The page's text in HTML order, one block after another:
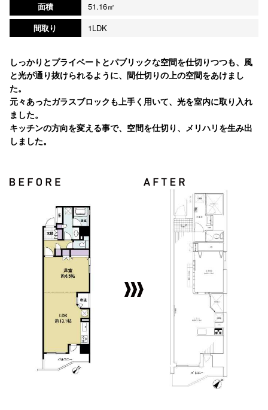
面積
51.16㎡
間取り
1LDK
しっかりとプライベートとパブリックな空間を仕切りつつも、風
と光が通り抜けられるように、間仕切りの上の空間をあけまし
た。
元々あったガラスブロックも上手く用いて、光を室内に取り入れ
ました。
キッチンの方向を変える事で、空間を仕切り、メリハリを生み出
しました。